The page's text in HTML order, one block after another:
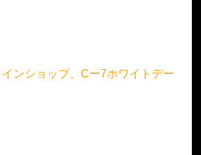
ンショップ、Cー7ホワイトデー